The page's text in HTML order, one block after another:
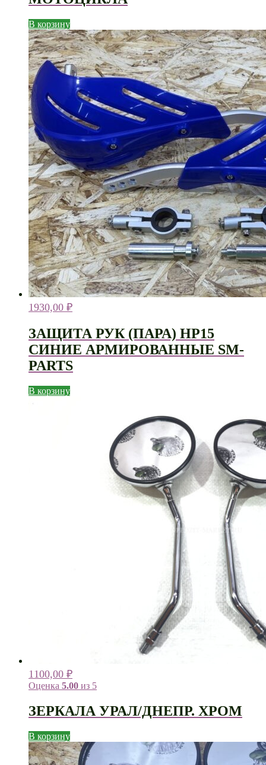
В корзину
1930,00 ₽
ЗАЩИТА РУК (ПАРА) HP15
СИНИЕ АРМИРОВАННЫЕ SM-
PARTS
В корзину
1100,00 ₽
Оценка 5.00 из 5
ЗЕРКАЛА УРАЛ/ДНЕПР. ХРОМ
В корзину